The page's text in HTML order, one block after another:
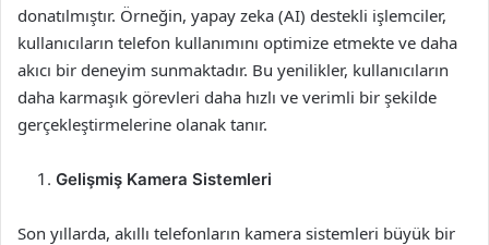
donatılmıştır. Örneğin, yapay zeka (AI) destekli işlemciler,
kullanıcıların telefon kullanımını optimize etmekte ve daha
akıcı bir deneyim sunmaktadır. Bu yenilikler, kullanıcıların
daha karmaşık görevleri daha hızlı ve verimli bir şekilde
gerçekleştirmelerine olanak tanır.
Gelişmiş Kamera Sistemleri
Son yıllarda, akıllı telefonların kamera sistemleri büyük bir